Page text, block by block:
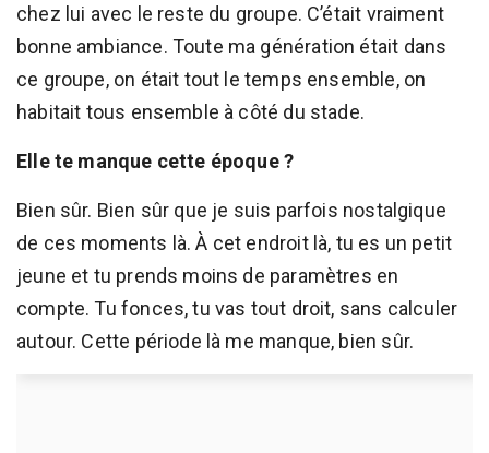
chez lui avec le reste du groupe. C’était vraiment
bonne ambiance. Toute ma génération était dans
ce groupe, on était tout le temps ensemble, on
habitait tous ensemble à côté du stade.
Elle te manque cette époque ?
Bien sûr. Bien sûr que je suis parfois nostalgique
de ces moments là. À cet endroit là, tu es un petit
jeune et tu prends moins de paramètres en
compte. Tu fonces, tu vas tout droit, sans calculer
autour. Cette période là me manque, bien sûr.